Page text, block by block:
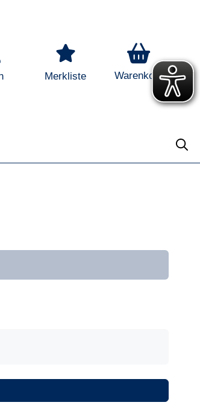
Merkliste Warenkorb